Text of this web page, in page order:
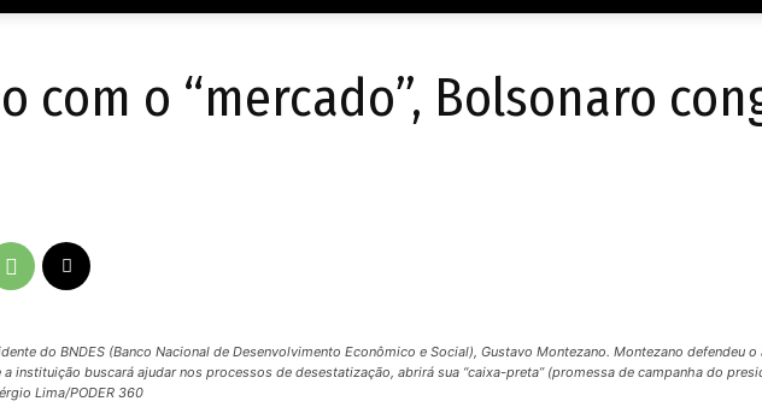
de
com o “mercado”, Bolsonaro
do BNDES (Banco Nacional de Desenvolvimento Econômico e Social), Gustavo Montezano. Montezano defendeu
instituição buscará ajudar nos processos de desestatização, abrirá sua “caixa-preta” (promessa de campanha do
Lima/PODER 360